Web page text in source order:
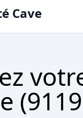
Cave